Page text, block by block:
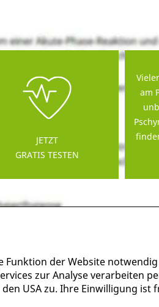
JETZT
GRATIS TESTEN
am
der Website
zur Analyse verarbeiten
USA zu. Ihre Einwilligung